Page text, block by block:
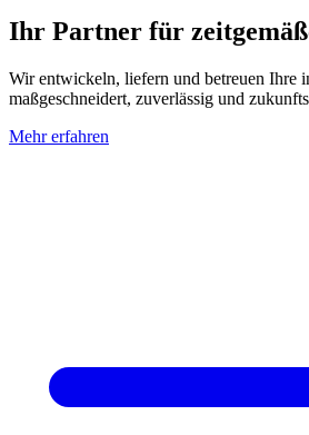
Ihr Partner für
Wir entwickeln, liefern und betreuen Ihre
maßgeschneidert, zuverlässig und
Mehr erfahren